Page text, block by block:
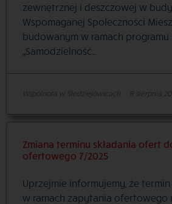
zewnętrznej i deszczowej w
Wspomaganej Społeczności
budowanym w ramach programu
„Samodzielność…
Wspólnota w Śledziejowicach 8 sierpnia
Zmiana terminu składania ofert
ofertowego 7/2025
Uprzejmie informujemy, że
w ramach zapytania ofertowego